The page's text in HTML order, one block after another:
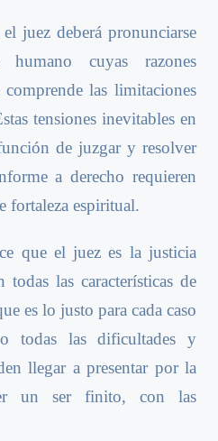
deberá pronunciarse
humano cuyas razones
las limitaciones
tensiones inevitables en
de juzgar y resolver
a derecho requieren
fortaleza espiritual.
el juez es la justicia
las características de
es lo justo para cada caso
todas las dificultades y
llegar a presentar por la
un ser finito, con las